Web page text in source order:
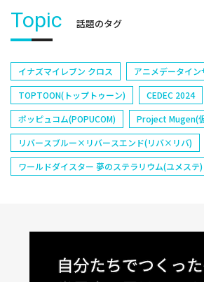
Topic 話題のタグ
イナズマイレブン クロス
アニメデータイン
TOPTOON(トップトゥーン)
CEDEC 2024
ポッピュコム(POPUCOM)
Project Mugen(
リバースブルー×リバースエンド(リバ×リバ)
ワールドダイスター 夢のステラリウム(ユメステ)